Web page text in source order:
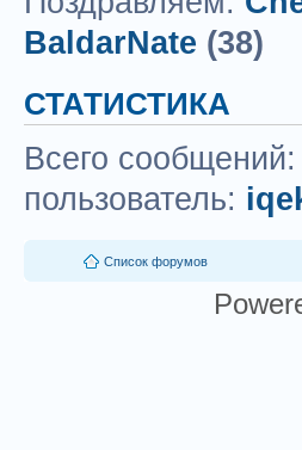
BaldarNate (38)
СТАТИСТИКА
Всего сообщений:
пользователь:
Список форумов